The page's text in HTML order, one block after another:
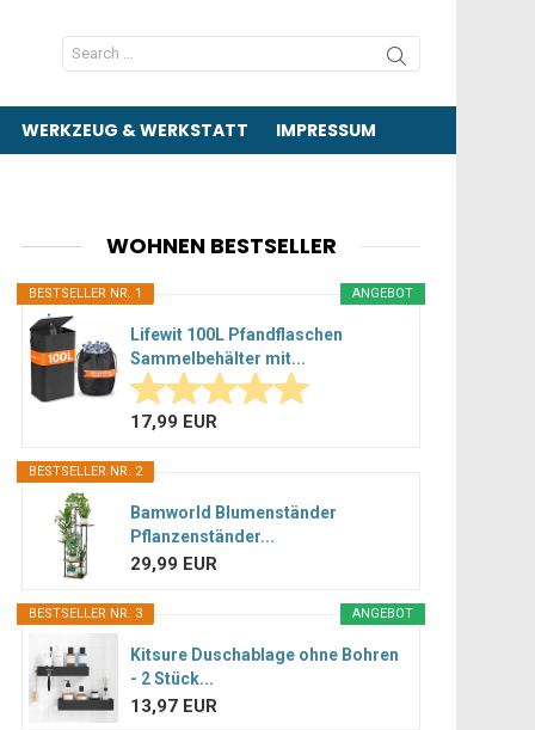
Search
for:
WERKZEUG & WERKSTATT IMPRESSUM
WOHNEN BESTSELLER
ANGEBOT
BESTSELLER NR. 1
Lifewit 100L Pfandflaschen
Sammelbehälter mit...
17,99 EUR
BESTSELLER NR. 2
Bamworld Blumenständer
Pflanzenständer...
29,99 EUR
ANGEBOT
BESTSELLER NR. 3
Kitsure Duschablage ohne Bohren
- 2 Stück...
13,97 EUR